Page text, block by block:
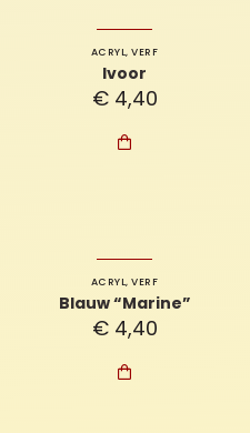
ACRYL,VERF
Ivoor
€4,40

ACRYL,VERF
Blauw “Marine”
€4,40
